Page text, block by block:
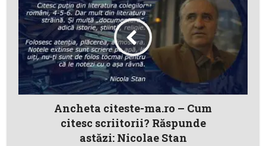
Ancheta citeste-ma.ro – Cum
citesc scriitorii? Răspunde
astăzi: Nicolae Stan